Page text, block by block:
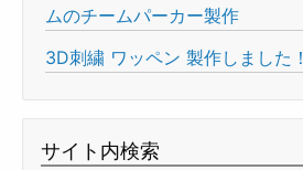
ムのチームパーカー製作
3D刺繍 ワッペン 製作しました！
サイト内検索